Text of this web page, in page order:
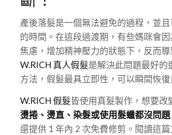
產後落髮是一個無法避免的過程，並
的時間。在這段過渡期，有些媽咪會
焦慮，增加精神壓力的狀態下，反而導
W.RICH 真人假髮是解決此問題最好的
方法，假髮最具立即性，可以瞬間恢復
W.RICH 假髮皆使用真髮製作，想要改
燙捲、燙直、染髮或使用髮蠟都沒問題
還提供 1 年內 2 次免費修剪。閱讀這